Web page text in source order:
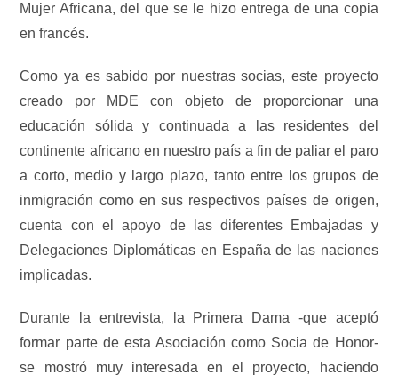
Mujer Africana, del que se le hizo entrega de una copia
en francés.
Como ya es sabido por nuestras socias, este proyecto
creado por MDE con objeto de proporcionar una
educación sólida y continuada a las residentes del
continente africano en nuestro país a fin de paliar el paro
a corto, medio y largo plazo, tanto entre los grupos de
inmigración como en sus respectivos países de origen,
cuenta con el apoyo de las diferentes Embajadas y
Delegaciones Diplomáticas en España de las naciones
implicadas.
Durante la entrevista, la Primera Dama -que aceptó
formar parte de esta Asociación como Socia de Honor-
se mostró muy interesada en el proyecto, haciendo